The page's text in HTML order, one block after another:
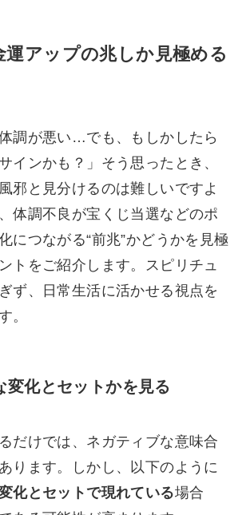
運アップの兆しか見極める
体調が悪い…でも、もしかしたら
インかも？」そう思ったとき、
邪と見分けるのは難しいですよ
体調不良が宝くじ当選などのポ
につながる“前兆”かどうかを見極
トをご紹介します。スピリチュ
ず、日常生活に活かせる視点を
。
変化とセットかを見る
だけでは、ネガティブな意味合
ります。しかし、以下のように
化とセットで現れている場合